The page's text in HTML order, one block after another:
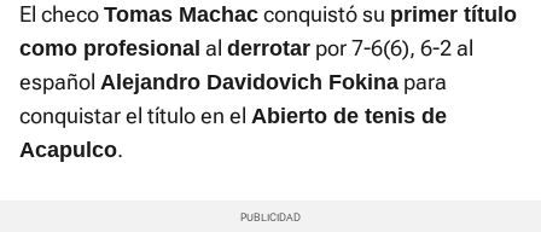
El checo Tomas Machac conquistó su primer título
como profesional al derrotar por 7-6(6), 6-2 al
español Alejandro Davidovich Fokina para
conquistar el título en el Abierto de tenis de
Acapulco.